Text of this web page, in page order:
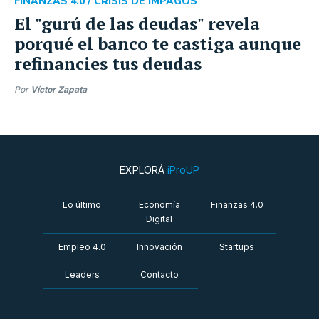
El "gurú de las deudas" revela
porqué el banco te castiga aunque
refinancies tus deudas
Por Víctor Zapata
EXPLORÁ iProUP
Lo último
Economía
Digital
Finanzas 4.0
Empleo 4.0 Innovación Startups
Leaders Contacto